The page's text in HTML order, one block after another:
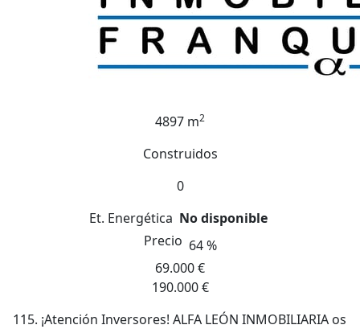
4897 m2
Construidos
0
Et. Energética No disponible
Precio 64 %
69.000 €
190.000 €
115. ¡Atención Inversores! ALFA LEÓN INMOBILIARIA os